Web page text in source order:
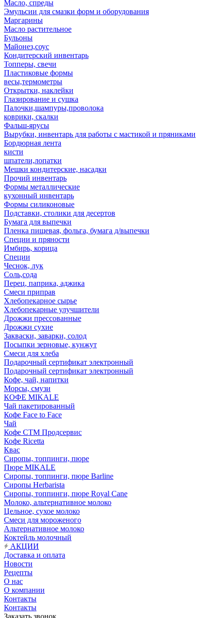
Масло, спреды
Эмульсии для смазки форм и оборудования
Маргарины
Масло растительное
Бульоны
Майонез,соус
Кондитерский инвентарь
Топперы, свечи
Пластиковые формы
весы,термометры
Открытки, наклейки
Глазирование и сушка
Палочки,шампуры,проволока
коврики, скалки
Фальш-ярусы
Вырубки, инвентарь для работы с мастикой и пряниками
Бордюрная лента
кисти
шпатели,лопатки
Мешки кондитерские, насадки
Прочий инвентарь
Формы металлические
кухонный инвентарь
Формы силиконовые
Подставки, столики для десертов
Бумага для выпечки
Пленка пищевая, фольга, бумага д/выпечки
Специи и пряности
Имбирь, корица
Специи
Чеснок, лук
Соль,сода
Перец, паприка, аджика
Смеси приправ
Хлебопекарное сырье
Хлебопекарные улучшители
Дрожжи прессованные
Дрожжи сухие
Закваски, заварки, солод
Посыпки зерновые, кунжут
Смеси для хлеба
Подарочный сертификат электронный
Подарочный сертификат электронный
Кофе, чай, напитки
Морсы, смузи
КОФЕ MIKALE
Чай пакетированный
Кофе Face to Face
Чай
Кофе СТМ Продсервис
Кофе Ricetta
Квас
Сиропы, топпинги, пюре
Пюре MIKALE
Сиропы, топпинги, пюре Barline
Сиропы Herbarista
Сиропы, топпинги, пюре Royal Cane
Молоко, альтернативное молоко
Цельное, сухое молоко
Смеси для мороженого
Альтернативное молоко
Коктейль молочный
АКЦИИ
Доставка и оплата
Новости
Рецепты
О нас
О компании
Контакты
Контакты
Заказать звонок